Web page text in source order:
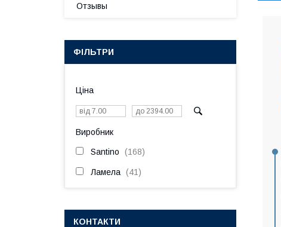
Отзывы
ФІЛЬТРИ
Ціна
Виробник
Santino 168
Ламела 41
КОНТАКТИ